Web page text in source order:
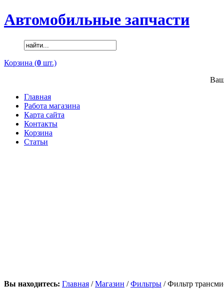
Автомобильные запчасти
Корзина (0 шт.)
Главная
Работа магазина
Карта сайта
Контакты
Корзина
Статьи
Вы находитесь: Главная /Магазин /Фильтры / Фильтр